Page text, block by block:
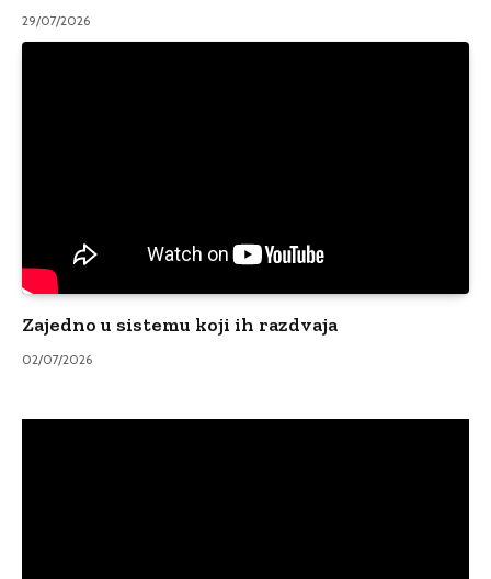
29/07/2026
Zajedno u sistemu koji ih razdvaja
02/07/2026